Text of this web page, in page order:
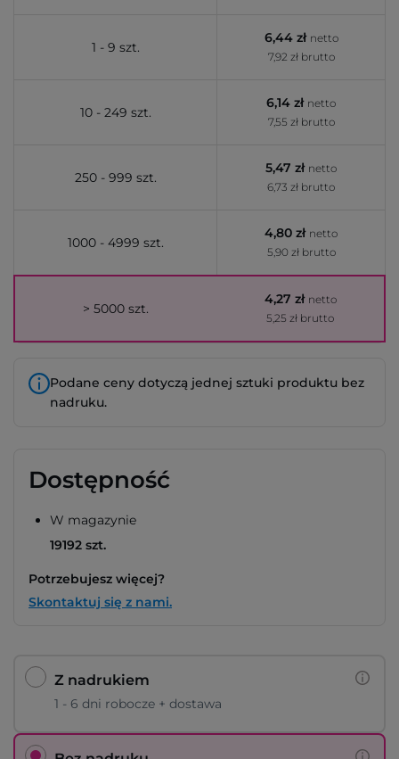
1 - 9 szt.
6,44 zł netto
7,92 zł brutto
10 - 249 szt.
6,14 zł netto
7,55 zł brutto
250 - 999 szt.
5,47 zł netto
6,73 zł brutto
1000 - 4999 szt.
4,80 zł netto
5,90 zł brutto
> 5000 szt.
4,27 zł netto
5,25 zł brutto
Podane ceny dotyczą jednej sztuki produktu bez
nadruku.
Dostępność
W magazynie
19192 szt.
Potrzebujesz więcej?
Skontaktuj się z nami.
Z nadrukiem
1 - 6 dni robocze + dostawa